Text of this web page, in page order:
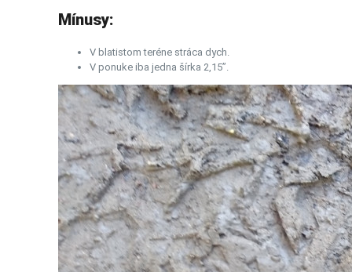
Mínusy:
V blatistom teréne stráca dych.
V ponuke iba jedna šírka 2,15”.